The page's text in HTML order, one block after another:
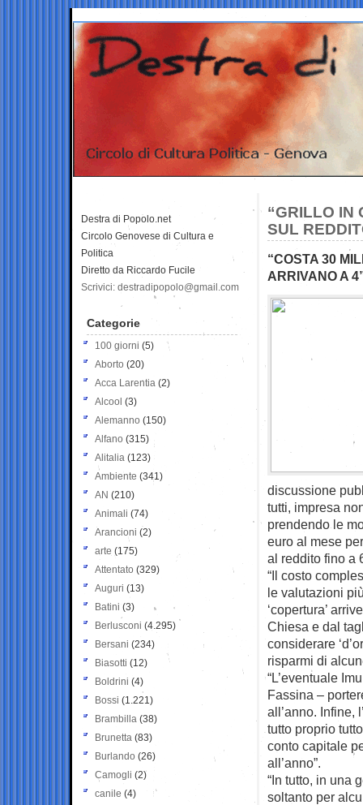
“GRILLO IN
SUL
“COSTA 30
ARRIVANO A
discussione
tutti, impresa
prendendo le
euro al mese
al reddito fino a
“Il costo
le valutazioni
‘copertura’
Chiesa e dal
considerare
risparmi di
“L’eventuale
Fassina –
all’anno. Infine,
tutto proprio
conto capitale
all’anno”.
“In tutto, in una
soltanto per
Destra di Popolo.net
Circolo Genovese di Cultura e
Politica
Diretto da Riccardo Fucile
Scrivici: destradipopolo@gmail.com
Categorie
100 giorni (5)
Aborto (20)
Acca Larentia (2)
Alcool (3)
Alemanno (150)
Alfano (315)
Alitalia (123)
Ambiente (341)
AN (210)
Animali (74)
Arancioni (2)
arte (175)
Attentato (329)
Auguri (13)
Batini (3)
Berlusconi (4.295)
Bersani (234)
Biasotti (12)
Boldrini (4)
Bossi (1.221)
Brambilla (38)
Brunetta (83)
Burlando (26)
Camogli (2)
canile (4)